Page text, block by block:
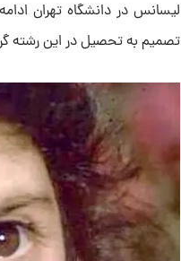
لیسانس در دانشگاه تهران
تصمیم به تحصیل در این رشته